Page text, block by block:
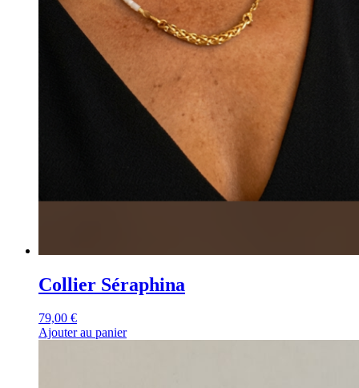
Collier Séraphina
79,00 €
Ajouter au panier